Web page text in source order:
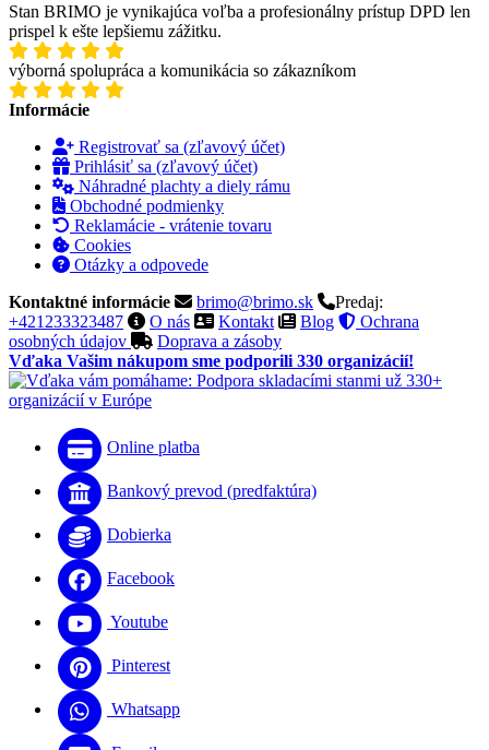
Stan BRIMO je vynikajúca voľba a profesionálny prístup DPD len
prispel k ešte lepšiemu zážitku.
výborná spolupráca a komunikácia so zákazníkom
Informácie
Registrovať sa (zľavový účet)
Prihlásiť sa (zľavový účet)
Náhradné plachty a diely rámu
Obchodné podmienky
Reklamácie - vrátenie tovaru
Cookies
Otázky a odpovede
Kontaktné informácie
brimo@brimo.sk
Predaj:
+421233323487
O nás Kontakt Blog
Ochrana
osobných údajov
Doprava a zásoby
Vďaka Vašim nákupom sme podporili 330 organizácií!
Online platba
Bankový prevod (predfaktúra)
Dobierka
Facebook
Youtube
Pinterest
Whatsapp